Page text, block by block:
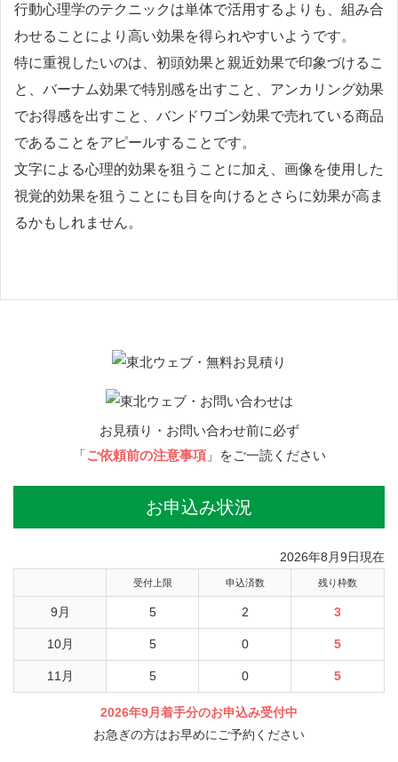
行動心理学のテクニックは単体で活用するよりも、組み合
わせることにより高い効果を得られやすいようです。
特に重視したいのは、初頭効果と親近効果で印象づけるこ
と、バーナム効果で特別感を出すこと、アンカリング効果
でお得感を出すこと、バンドワゴン効果で売れている商品
であることをアピールすることです。
文字による心理的効果を狙うことに加え、画像を使用した
視覚的効果を狙うことにも目を向けるとさらに効果が高ま
るかもしれません。
お見積り・お問い合わせ前に必ず
「ご依頼前の注意事項」をご一読ください
お申込み状況
2026年8月9日現在
受付上限 申込済数 残り枠数
9月 5 2 3
10月 5 0 5
11月 5 0 5
2026年9月着手分のお申込み受付中
お急ぎの方はお早めにご予約ください